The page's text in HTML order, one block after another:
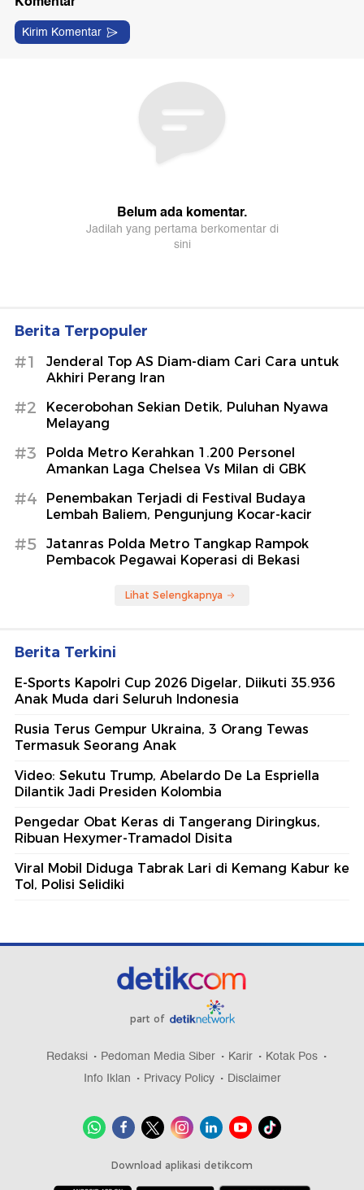
Berita Terpopuler
#1
Jenderal Top AS Diam-diam Cari Cara untuk
Akhiri Perang Iran
#2
Kecerobohan Sekian Detik, Puluhan Nyawa
Melayang
#3
Polda Metro Kerahkan 1.200 Personel
Amankan Laga Chelsea Vs Milan di GBK
#4
Penembakan Terjadi di Festival Budaya
Lembah Baliem, Pengunjung Kocar-kacir
#5
Jatanras Polda Metro Tangkap Rampok
Pembacok Pegawai Koperasi di Bekasi
Lihat Selengkapnya
Berita Terkini
E-Sports Kapolri Cup 2026 Digelar, Diikuti 35.936
Anak Muda dari Seluruh Indonesia
Rusia Terus Gempur Ukraina, 3 Orang Tewas
Termasuk Seorang Anak
Video: Sekutu Trump, Abelardo De La Espriella
Dilantik Jadi Presiden Kolombia
Pengedar Obat Keras di Tangerang Diringkus,
Ribuan Hexymer-Tramadol Disita
Viral Mobil Diduga Tabrak Lari di Kemang Kabur ke
Tol, Polisi Selidiki
part of
Redaksi Pedoman Media Siber Karir
Kotak Pos
Info Iklan
Privacy Policy Disclaimer
Download aplikasi detikcom